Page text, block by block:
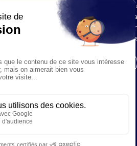
samedi et dimanche, KTO retransmet
messe en direct de l'église Saint-
l'Auxerrois, grâce au recteur
aux chapelains de Notre-Dame de
Visiter la page de l'émission